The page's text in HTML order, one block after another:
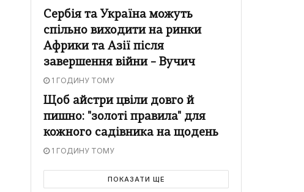
Сербія та Україна можуть
спільно виходити на ринки
Африки та Азії після
завершення війни – Вучич
1 ГОДИНУ ТОМУ
Щоб айстри цвіли довго й
пишно: "золоті правила" для
кожного садівника на щодень
1 ГОДИНУ ТОМУ
ПОКАЗАТИ ЩЕ